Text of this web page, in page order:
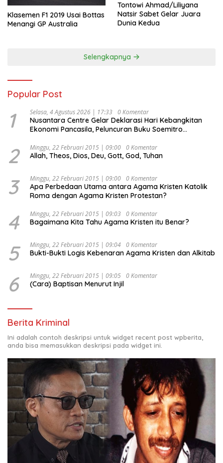
Klasemen F1 2019 Usai Bottas
Menangi GP Australia
Tontowi Ahmad/Liliyana
Natsir Sabet Gelar Juara
Dunia Kedua
Selengkapnya
Popular Post
1 Selasa, 4 Agustus 2026 | 17:33 0 Komentar
Nusantara Centre Gelar Deklarasi Hari Kebangkitan
Ekonomi Pancasila, Peluncuran Buku Soemitro
Ekonomi Politik Indonesia) & Simposium Nasional
“Urgensi Undang-Undang Perekonomian Nasional dan
Indonesia Emas 2045”,
2 Minggu, 22 Februari 2015 | 09:00 0 Komentar
Allah, Theos, Dios, Deu, Gott, God, Tuhan
3 Minggu, 22 Februari 2015 | 09:00 0 Komentar
Apa Perbedaan Utama antara Agama Kristen Katolik
Roma dengan Agama Kristen Protestan?
4 Minggu, 22 Februari 2015 | 09:03 0 Komentar
Bagaimana Kita Tahu Agama Kristen itu Benar?
5 Minggu, 22 Februari 2015 | 09:04 0 Komentar
Bukti-Bukti Logis Kebenaran Agama Kristen dan Alkitab
6 Minggu, 22 Februari 2015 | 09:05 0 Komentar
(Cara) Baptisan Menurut Injil
Berita Kriminal
Ini adalah contoh deskripsi untuk widget recent post wpberita,
anda bisa memasukkan deskripsi pada widget ini.